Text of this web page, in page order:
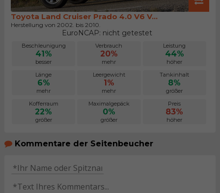
Toyota Land Cruiser Prado 4.0 V6 V...
Herstellung von 2002. bis 2010.
EuroNCAP: nicht getestet
Beschleunigung
41%
besser
Verbrauch
20%
mehr
Leistung
44%
höher
Länge
6%
mehr
Leergewicht
1%
mehr
Tankinhalt
8%
größer
Kofferraum
22%
größer
Maximalgepäck
0%
größer
Preis
83%
höher
Kommentare der Seitenbeucher